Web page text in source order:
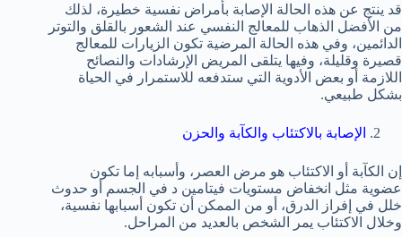
قد ينتج عن هذه الحالة الإصابة بأمراض نفسية خطيرة، لذلك
من الأفضل الذهاب للمعالج النفسي عند الشعور بالقلق والتوتر
الدائمين، وفي هذه الحالة المرضية تكون الزيارات للمعالج
قصيرة وقليلة، وفيها يتلقى المريض الإرشادات والنصائح
اللازمة أو بعض الأدوية التي ستدفعه للاستمرار في الحياة
بشكل طبيعي.
الإصابة بالاكتئاب والكآبة والحزن
إن الكآبة أو الاكتئاب هو مرض العصر، وأسبابه إما تكون
عضوية مثل انخفاض مستويات فيتامين د في الجسم أو حدوث
خلل في إفراز الدرق، أو من الممكن أن تكون أسبابها نفسية،
وخلال الاكتئاب يمر الشخص بالعديد من المراحل.